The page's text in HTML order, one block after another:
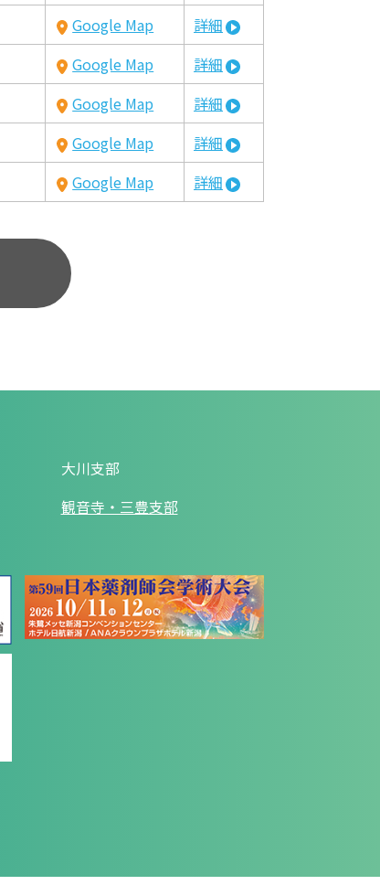
Google Map
詳細
Google Map
詳細
Google Map
詳細
Google Map
詳細
Google Map 詳細
大川支部
観音寺・三豊支部